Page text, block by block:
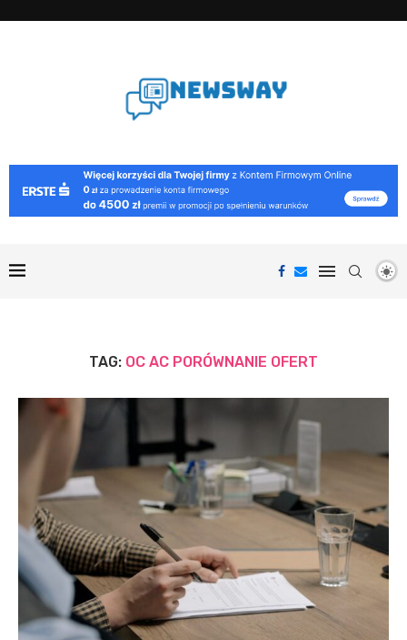
TAG: OC AC PORÓWNANIE OFERT